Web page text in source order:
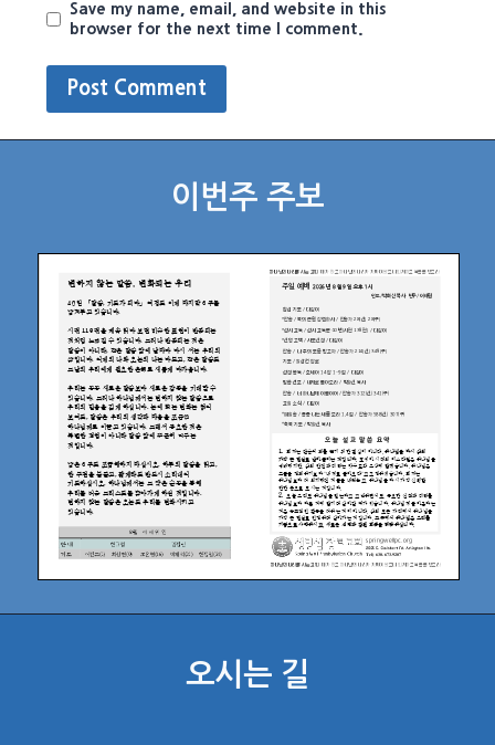
Save my name, email, and website in this
browser for the next time I comment.
이번주 주보
오시는 길